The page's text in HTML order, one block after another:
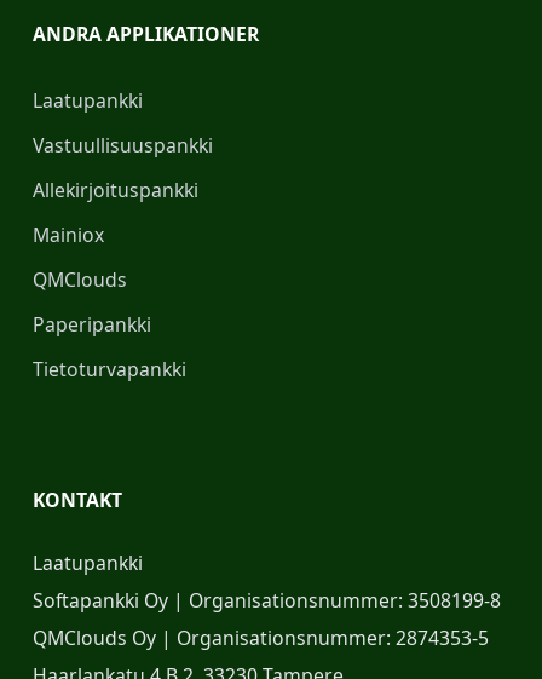
ANDRA APPLIKATIONER
Laatupankki
Vastuullisuuspankki
Allekirjoituspankki
Mainiox
QMClouds
Paperipankki
Tietoturvapankki
KONTAKT
Laatupankki
Softapankki Oy | Organisationsnummer: 3508199-8
QMClouds Oy | Organisationsnummer: 2874353-5